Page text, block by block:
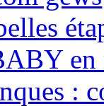
en
: